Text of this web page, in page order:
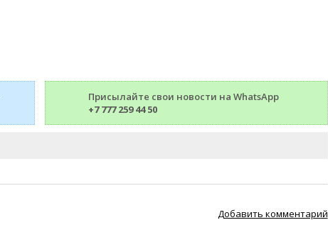
Присылайте свои новости на WhatsApp
+7 777 259 44 50
Добавить комментарий